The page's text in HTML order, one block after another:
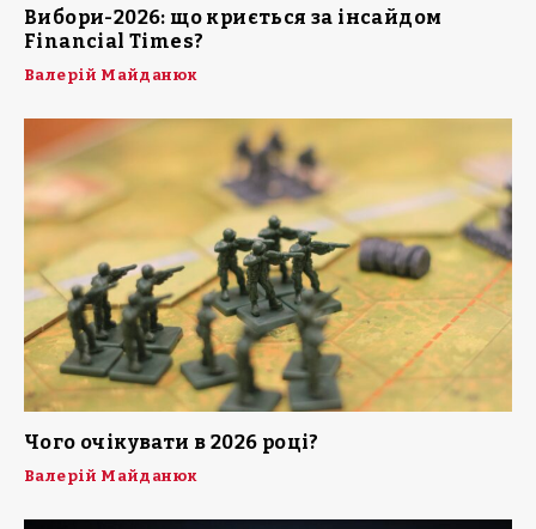
Вибори-2026: що криється за інсайдом
Financial Times?
Валерій Майданюк
Чого очікувати в 2026 році?
Валерій Майданюк